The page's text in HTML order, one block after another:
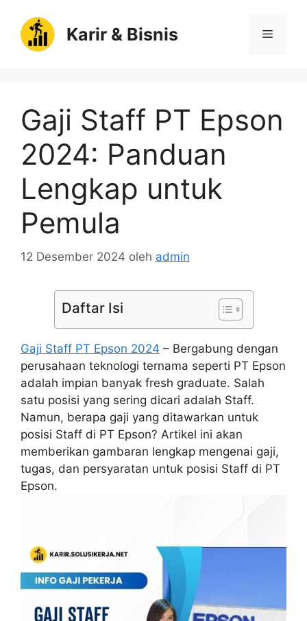
Karir & Bisnis Menu
Gaji Staff PT Epson
2024: Panduan
Lengkap untuk
Pemula
12 Desember 2024 oleh admin
Daftar Isi
Gaji Staff PT Epson 2024 – Bergabung dengan
perusahaan teknologi ternama seperti PT Epson
adalah impian banyak fresh graduate. Salah
satu posisi yang sering dicari adalah Staff.
Namun, berapa gaji yang ditawarkan untuk
posisi Staff di PT Epson? Artikel ini akan
memberikan gambaran lengkap mengenai gaji,
tugas, dan persyaratan untuk posisi Staff di PT
Epson.